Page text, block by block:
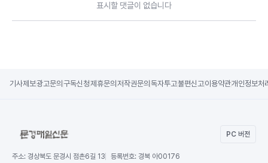
표시할 댓글이 없습니다
기사제보광고문의 구독신청제휴문의 저작권문의 독자투고불편신고이용약관개인정보처
PC 버전
주소: 경상북도 문경시 점촌6길 13 등록번호: 경북 아00176